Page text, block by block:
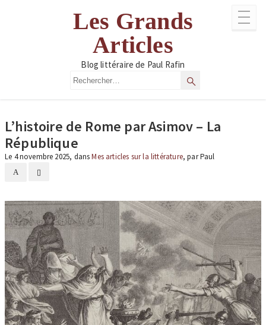
Les Grands
Articles
Blog littéraire de Paul Rafin
Rechercher Rechercher
L’histoire de Rome par Asimov – La
République
Le 4 novembre 2025, dansMes articles sur la littérature, par Paul
A ▯